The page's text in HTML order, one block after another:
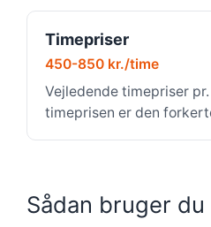
Timepriser
450-850 kr./time
Vejledende timepriser
timeprisen er den
Sådan bruger